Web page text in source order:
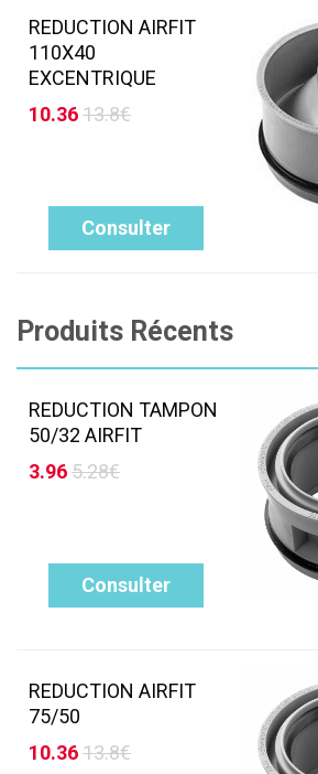
REDUCTION AIRFIT
110X40
EXCENTRIQUE
10.3613.8€
Consulter
Produits Récents
REDUCTION TAMPON
50/32 AIRFIT
3.965.28€
Consulter
REDUCTION AIRFIT
75/50
10.3613.8€